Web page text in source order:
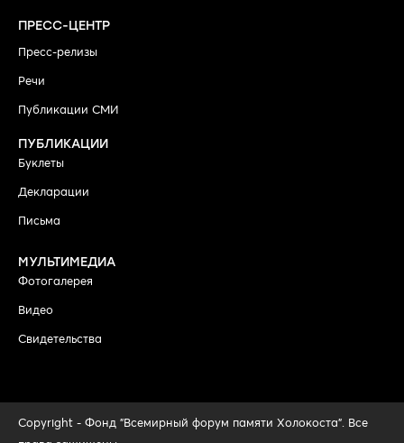
ПРЕСС-ЦЕНТР
Пресс-релизы
Речи
Публикации СМИ
ПУБЛИКАЦИИ
Буклеты
Декларации
Письма
МУЛЬТИМЕДИА
Фотогалерея
Видео
Свидетельства
Copyright - Фонд "Всемирный форум памяти Холокоста". Все